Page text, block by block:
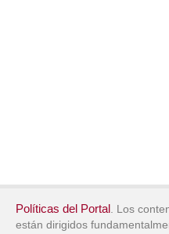
Políticas del Portal. Los
están dirigidos